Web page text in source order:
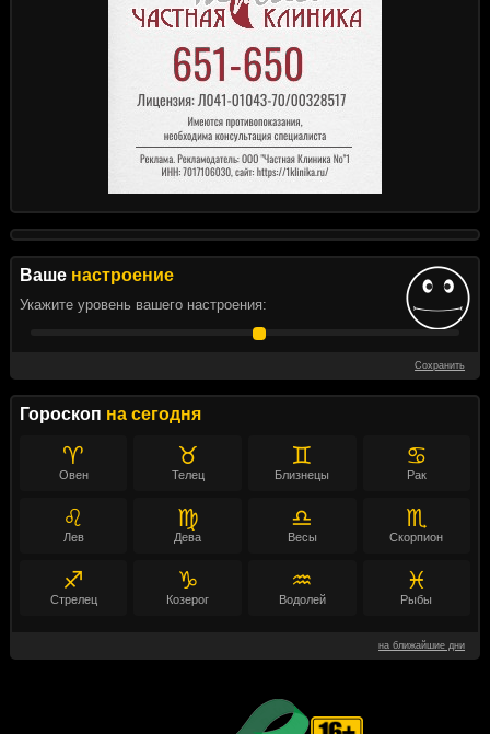
Ваше настроение
Укажите уровень вашего настроения:
Сохранить
Гороскоп на сегодня
♈
Овен
♉
Телец
♊
Близнецы
♋
Рак
♌
Лев
♍
Дева
♎
Весы
♏
Скорпион
♐
Стрелец
♑
Козерог
♒
Водолей
♓
Рыбы
на ближайшие дни